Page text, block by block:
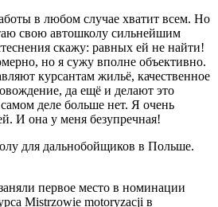
в любом случае хватит всем. Но
свою автошколу сильнейшим
скажу: равных ей не найти!
но я сужу вполне объективно.
курсантам жильё, качественное
да ещё и делают это
деле больше нет. Я очень
И она у меня безупречная!
первое место в номинации
Mistrzowie motoryzacji в